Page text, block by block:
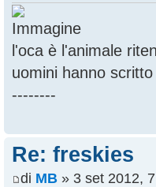
l'oca è l'animale
uomini hanno
--------
Re: freskies
di MB » 3 set 2012,